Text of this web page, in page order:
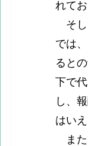
れて
そし
では
ると
下で
し、
はいえ
また